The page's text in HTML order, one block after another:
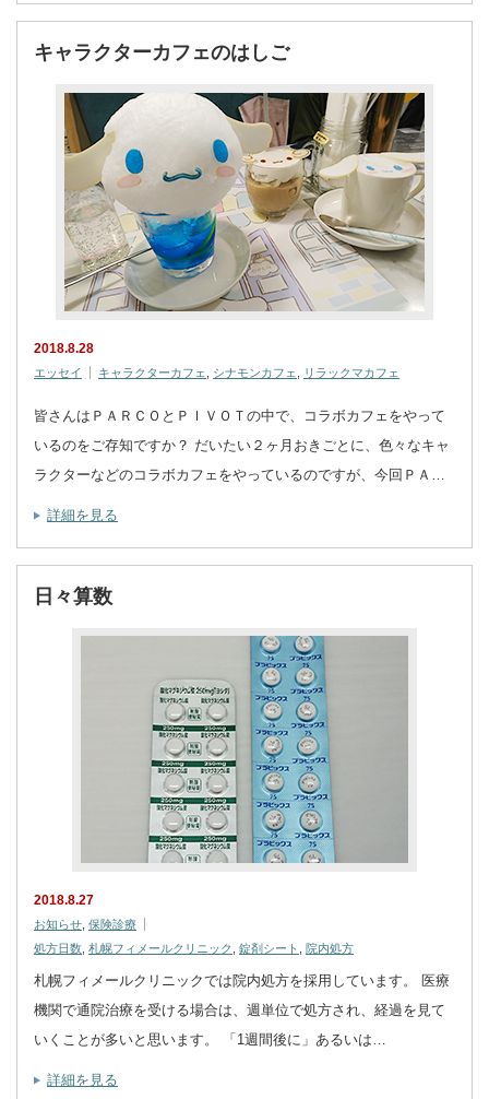
キャラクターカフェのはしご
2018.8.28
エッセイ キャラクターカフェ シナモンカフェ リラックマカフェ
皆さんはＰＡＲＣＯとＰＩＶＯＴの中で、コラボカフェをやって
いるのをご存知ですか？ だいたい２ヶ月おきごとに、色々なキャ
ラクターなどのコラボカフェをやっているのですが、今回ＰＡ…
詳細を見る
日々算数
2018.8.27
お知らせ 保険診療
処方日数 札幌フィメールクリニック 錠剤シート 院内処方
札幌フィメールクリニックでは院内処方を採用しています。 医療
機関で通院治療を受ける場合は、週単位で処方され、経過を見て
いくことが多いと思います。 「1週間後に」あるいは…
詳細を見る